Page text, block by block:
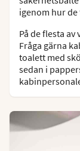
igenom hur de
På de flesta
Fråga gärna
toalett med
sedan i